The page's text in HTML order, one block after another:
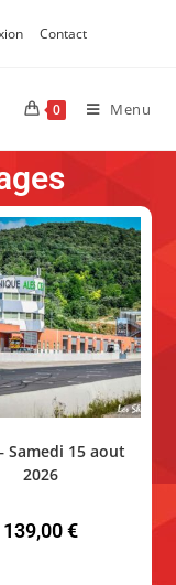
Contact
0 Menu
Samedi 15 aout
2026
139,00€